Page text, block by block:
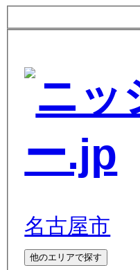
名古屋市
他のエリアで探す